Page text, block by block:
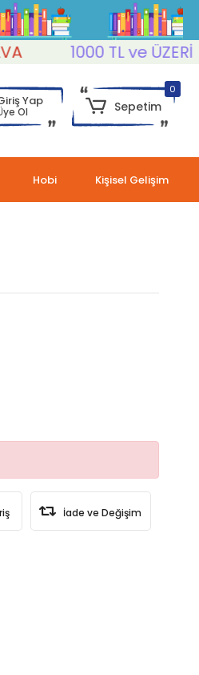
1000 TL ve ÜZERİ
Yap
Ol
0
Sepetim
Hobi Kişisel Gelişim
İade ve Değişim